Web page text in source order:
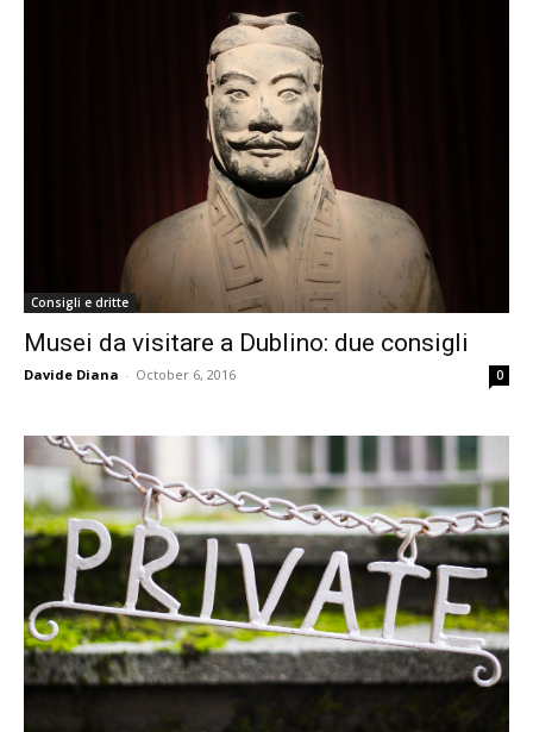
Consigli e dritte
Musei da visitare a Dublino: due consigli
Davide Diana - October 6, 2016 0